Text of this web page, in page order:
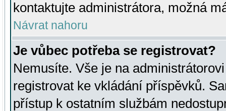
kontaktujte administrátora, možná
Návrat nahoru
Je vůbec potřeba se registrovat?
Nemusíte. Vše je na
registrovat ke vkládání příspěvků.
přístup k ostatním službám